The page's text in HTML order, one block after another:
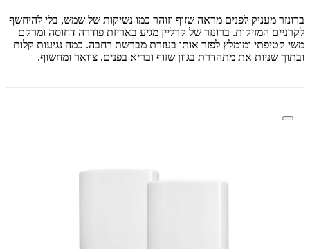
ברונזר מעניק לפנים מראה שזוף וזוהר כמו נשיקות של שמש, בלי להיחשף
לקרניים המזיקות. ברונזר של קרליין מגיע באריזת פודרה דחוסה ומרקם
משי קטיפתי ומומלץ לפזר אותו בעזרת מברשת רחבה. כמה נגיעות קלות
ובתוך שניות את מתהדרת בגוון שזוף ובריא בפנים, צוואר ומחשוף.